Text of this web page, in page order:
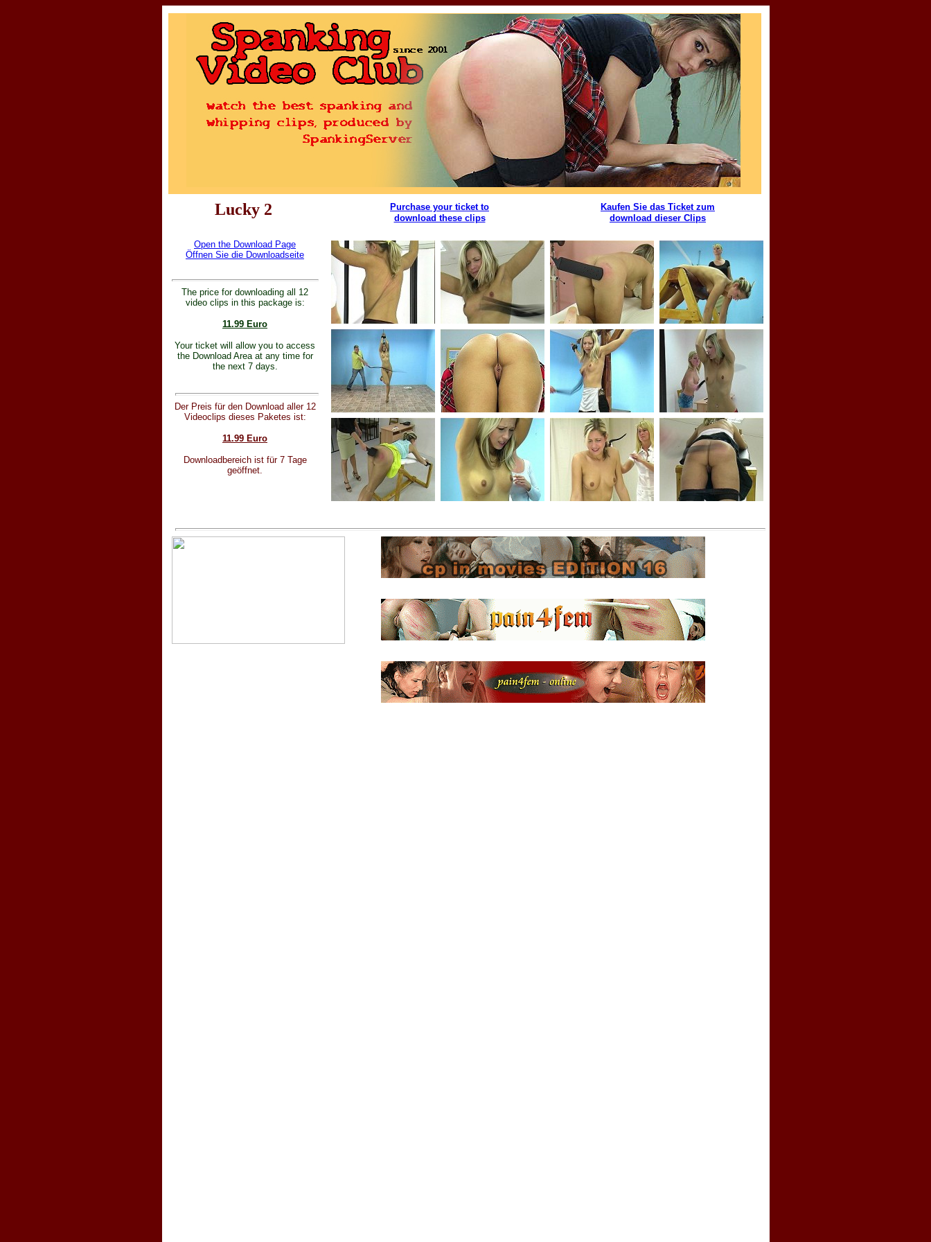
Lucky 2
Purchase your ticket to
download these clips
Kaufen Sie das Ticket zum
download dieser Clips
Open the Download Page
Öffnen Sie die Downloadseite
The price for downloading all 12
video clips in this package is:
11.99 Euro
Your ticket will allow you to access
the Download Area at any time for
the next 7 days.
Der Preis für den Download aller 12
Videoclips dieses Paketes ist:
11.99 Euro
Downloadbereich ist für 7 Tage
geöffnet.